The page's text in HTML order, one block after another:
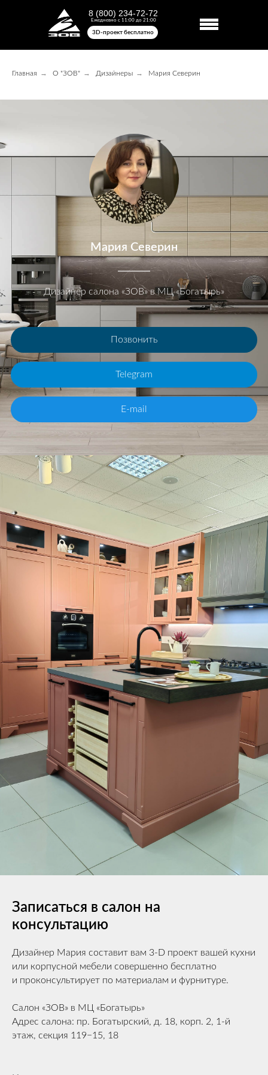
8 (800) 234-72-72
Ежедневно с 11:00 до 21:00
3D-проект бесплатно
Главная → О "ЗОВ" → Дизайнеры → Мария Северин
Мария Северин
Дизайнер салона «ЗОВ» в МЦ «Богатырь»
Позвонить
Telegram
E-mail
Записаться в салон на
консультацию
Дизайнер Мария составит вам 3-D проект вашей кухни
или корпусной мебели совершенно бесплатно
и проконсультирует по материалам и фурнитуре.
Салон «ЗОВ» в МЦ «Богатырь»
Адрес салона: пр. Богатырский, д. 18, корп. 2, 1-й
этаж, секция 119−15, 18